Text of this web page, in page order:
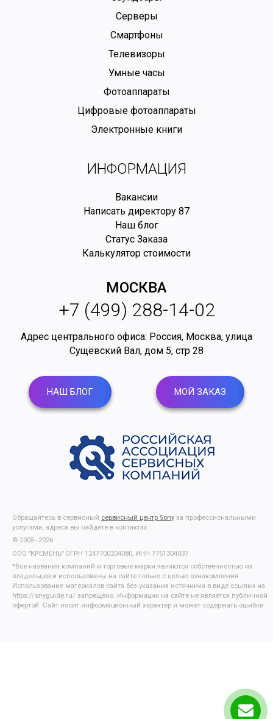
Серверы
Смартфоны
Телевизоры
Умные часы
Фотоаппараты
Цифровые фотоаппараты
Электронные книги
ИНФОРМАЦИЯ
Вакансии
Написать директору 87
Наш блог
Статус Заказа
Калькулятор стоимости
МОСКВА
+7 (499) 288-14-02
Адрес центрального офиса: Россия, Москва, улица
Сущёвский Вал, дом 5, стр 28
НАШ БЛОГ МОЙ ЗАКАЗ
Обращайтесь в сервисный сервисный центр Sony за профессиональными
услугами, адреса вы найдете в контактах.
© 2005–2026
ООО "КРЕМЕНЬ" ОГРН 1247700204080, ИНН 7751304037
*Все названия компаний и торговые марки являются собственностью их
владельцев и использованы на сайте только с целью ознакомления.
Использование материалов сайта без указания источника в виде ссылки на
https://snyguide.ru/ запрещено. Информация на сайте не является публичной
офертой. Сайт носит информационный характер и может содержать ошибки